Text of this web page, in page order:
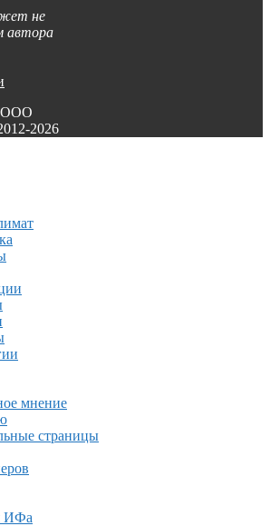
не
автора
2026
мнение
страницы
ИФа